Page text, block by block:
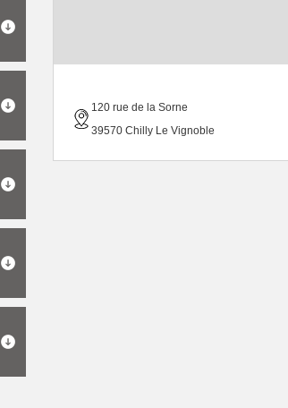
120 rue de la Sorne
39570 Chilly Le Vignoble